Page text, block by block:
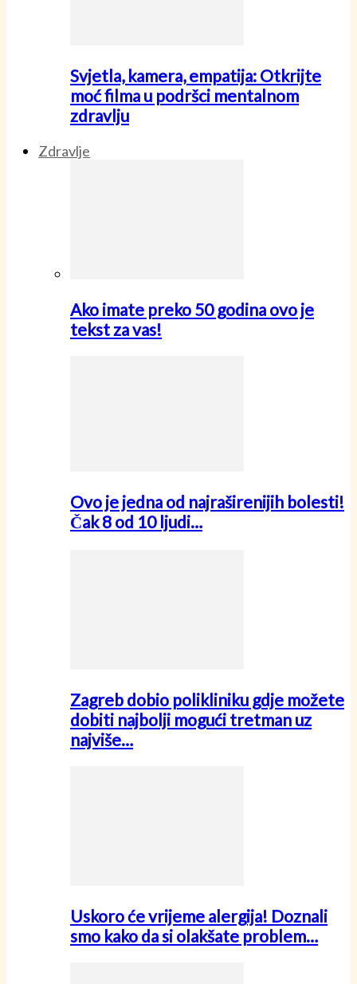
Svjetla, kamera, empatija: Otkrijte
moć filma u podršci mentalnom
zdravlju
Zdravlje
Ako imate preko 50 godina ovo je
tekst za vas!
Ovo je jedna od najraširenijih bolesti!
Čak 8 od 10 ljudi…
Zagreb dobio polikliniku gdje možete
dobiti najbolji mogući tretman uz
najviše…
Uskoro će vrijeme alergija! Doznali
smo kako da si olakšate problem…